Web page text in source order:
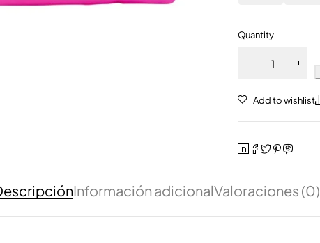
Quantity
Información adicionalValoraciones (0)